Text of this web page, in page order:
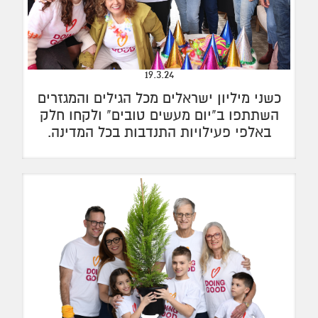
19.3.24
כשני מיליון ישראלים מכל הגילים והמגזרים
השתתפו ב"יום מעשים טובים" ולקחו חלק
באלפי פעילויות התנדבות בכל המדינה.